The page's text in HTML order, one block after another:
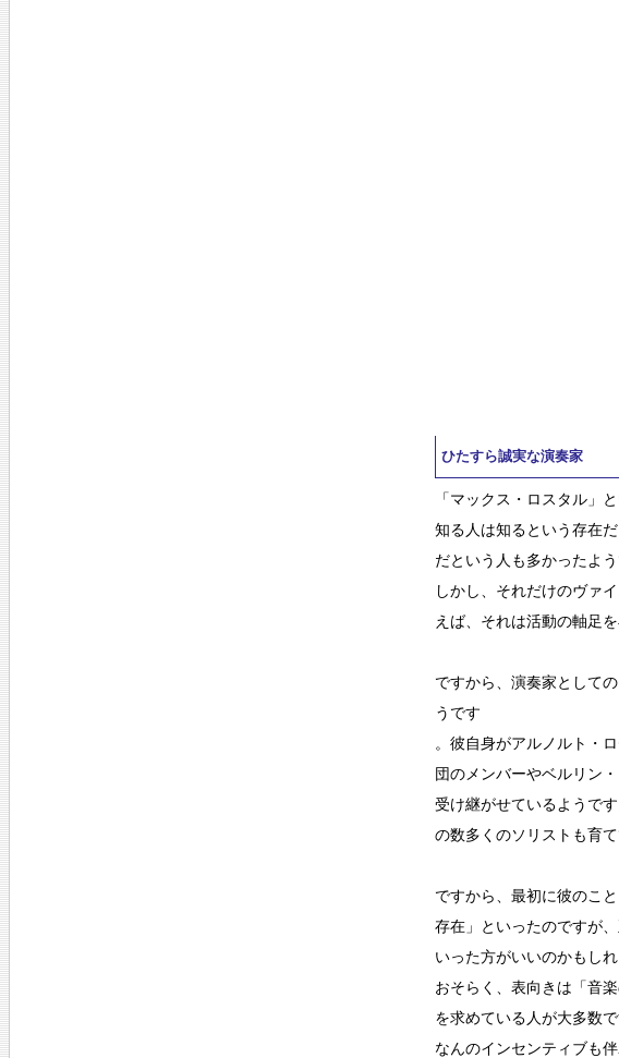
ひたすら誠実な演奏家
「マックス・ロスタル」
知る人は知るという存在
だという人も多かったよう
しかし、それだけのヴァ
えば、それは活動の軸足
ですから、演奏家として
うです
。彼自身がアルノルト・
団のメンバーやベルリン
受け継がせているようで
の数多くのソリストも育て
ですから、最初に彼のこ
存在」といったのですが
いった方がいいのかもしれ
おそらく、表向きは「音
を求めている人が大多数
なんのインセンティブも